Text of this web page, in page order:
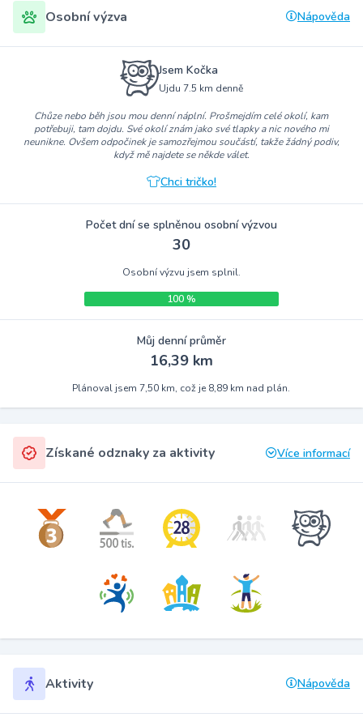
Osobní výzva Nápověda
Jsem Kočka
Ujdu 7.5 km denně
Chůze nebo běh jsou mou denní náplní. Prošmejdím celé okolí, kam
potřebuji, tam dojdu. Své okolí znám jako své tlapky a nic nového mi
neunikne. Ovšem odpočinek je samozřejmou součástí, takže žádný podiv,
když mě najdete se někde válet.
Chci tričko!
Počet dní se splněnou osobní výzvou
30
Osobní výzvu jsem splnil.
100 %
Můj denní průměr
16,39 km
Plánoval jsem 7,50 km, což je 8,89 km nad plán.
Získané odznaky za aktivity Více informací
Aktivity Nápověda